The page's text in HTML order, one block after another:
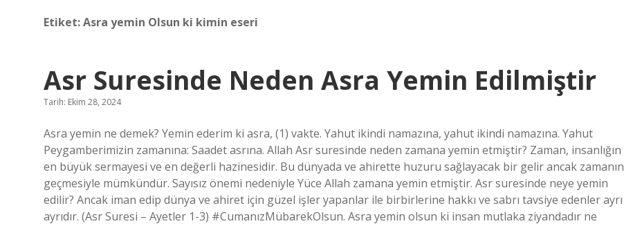
Etiket:Asra yemin Olsun ki kimin eseri
Asr Suresinde Neden Asra Yemin Edilmiştir
Tarih: Ekim 28, 2024
Asra yemin ne demek? Yemin ederim ki asra, (1) vakte. Yahut ikindi namazına, yahut ikindi namazına. Yahut
Peygamberimizin zamanına: Saadet asrına. Allah Asr suresinde neden zamana yemin etmiştir? Zaman, insanlığın
en büyük sermayesi ve en değerli hazinesidir. Bu dünyada ve ahirette huzuru sağlayacak bir gelir ancak zamanın
geçmesiyle mümkündür. Sayısız önemi nedeniyle Yüce Allah zamana yemin etmiştir. Asr suresinde neye yemin
edilir? Ancak iman edip dünya ve ahiret için güzel işler yapanlar ile birbirlerine hakkı ve sabrı tavsiye edenler ayrı
ayrıdır. (Asr Suresi – Ayetler 1-3) #CumanızMübarekOlsun. Asra yemin olsun ki insan mutlaka ziyandadır ne